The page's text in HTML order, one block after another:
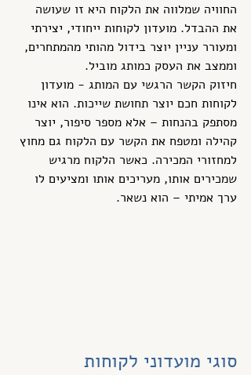
החוויה שמלווה את הלקוח היא זו שעושה
את ההבדל. מועדון לקוחות ייחודי, יצירתי
ומעורר עניין יוצר בידול מהותי מהמתחרים,
וממצב את העסק כמותג מוביל.
חיזוק הקשר הרגשי עם המותג - מועדון
לקוחות חכם יוצר תחושת שייכות. הוא אינו
מסתפק בהנחות – אלא מספר סיפור, יוצר
קהילה ומטפח את הקשר עם הלקוח גם מחוץ
למחזורי המכירה. כאשר הלקוח מרגיש
שמכירים אותו, מעריכים אותו ומציעים לו
ערך אמיתי – הוא נשאר.
סוגי מועדוני לקוחות